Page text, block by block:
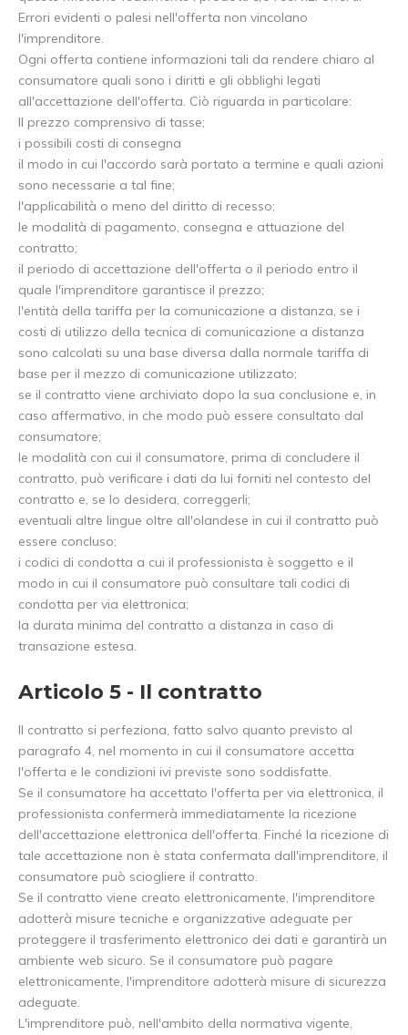
Errori evidenti o palesi nell'offerta non vincolano
l'imprenditore.
Ogni offerta contiene informazioni tali da rendere chiaro al
consumatore quali sono i diritti e gli obblighi legati
all'accettazione dell'offerta. Ciò riguarda in particolare:
Il prezzo comprensivo di tasse;
i possibili costi di consegna
il modo in cui l'accordo sarà portato a termine e quali azioni
sono necessarie a tal fine;
l'applicabilità o meno del diritto di recesso;
le modalità di pagamento, consegna e attuazione del
contratto;
il periodo di accettazione dell'offerta o il periodo entro il
quale l'imprenditore garantisce il prezzo;
l'entità della tariffa per la comunicazione a distanza, se i
costi di utilizzo della tecnica di comunicazione a distanza
sono calcolati su una base diversa dalla normale tariffa di
base per il mezzo di comunicazione utilizzato;
se il contratto viene archiviato dopo la sua conclusione e, in
caso affermativo, in che modo può essere consultato dal
consumatore;
le modalità con cui il consumatore, prima di concludere il
contratto, può verificare i dati da lui forniti nel contesto del
contratto e, se lo desidera, correggerli;
eventuali altre lingue oltre all'olandese in cui il contratto può
essere concluso;
i codici di condotta a cui il professionista è soggetto e il
modo in cui il consumatore può consultare tali codici di
condotta per via elettronica;
la durata minima del contratto a distanza in caso di
transazione estesa.
Articolo 5 - Il contratto
Il contratto si perfeziona, fatto salvo quanto previsto al
paragrafo 4, nel momento in cui il consumatore accetta
l'offerta e le condizioni ivi previste sono soddisfatte.
Se il consumatore ha accettato l'offerta per via elettronica, il
professionista confermerà immediatamente la ricezione
dell'accettazione elettronica dell'offerta. Finché la ricezione di
tale accettazione non è stata confermata dall'imprenditore, il
consumatore può sciogliere il contratto.
Se il contratto viene creato elettronicamente, l'imprenditore
adotterà misure tecniche e organizzative adeguate per
proteggere il trasferimento elettronico dei dati e garantirà un
ambiente web sicuro. Se il consumatore può pagare
elettronicamente, l'imprenditore adotterà misure di sicurezza
adeguate.
L'imprenditore può, nell'ambito della normativa vigente,